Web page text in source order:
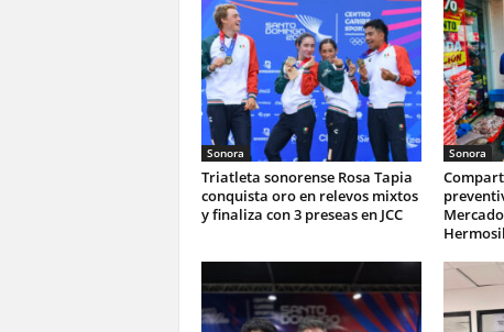
Sonora
Triatleta sonorense Rosa Tapia
conquista oro en relevos mixtos
y finaliza con 3 preseas en JCC
Sonora